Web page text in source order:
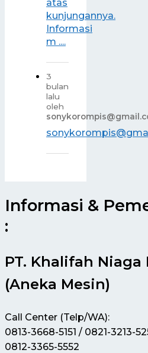
atas
kunjungannya.
Informasi
m ....
3
bulan
lalu
oleh
Informasi &
:
PT. Khalifah
(Aneka Mesin)
Call Center (Telp/WA):
0813-3668-5151 / 0821-3213-
0812-3365-5552